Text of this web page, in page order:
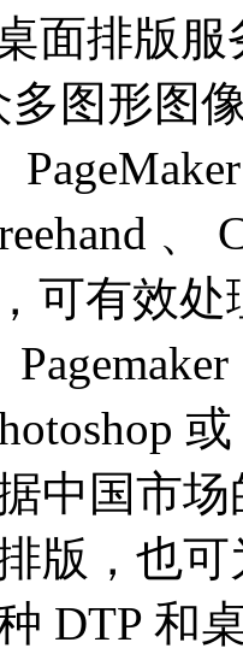
面排版
多图形图
、
可有效
中国市
版，也
DTP 和